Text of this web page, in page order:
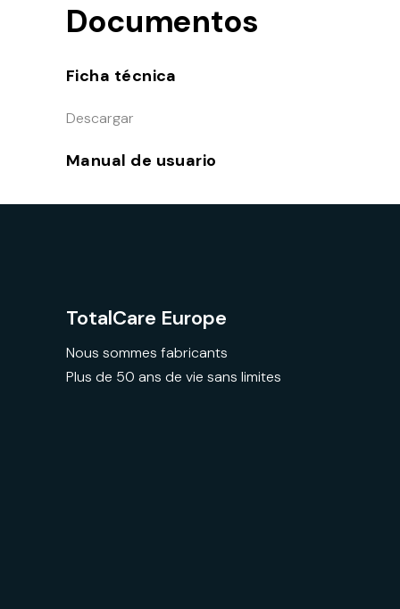
Documentos
Ficha técnica
Descargar
Manual de usuario
TotalCare Europe
Nous sommes fabricants
Plus de 50 ans de vie sans limites